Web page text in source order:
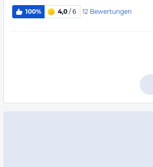
100% 4,0 / 6 12 Bewertungen